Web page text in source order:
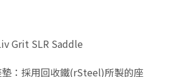
Grit SLR Saddle
：採用回收鐵(rSteel)所製的座